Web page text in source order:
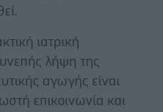
ιατρική
λήψη της
αγωγής είναι
επικοινωνία και